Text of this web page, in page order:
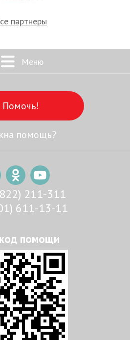
партнеры
Меню
Помочь!
помощь?
211-311
611-13-11